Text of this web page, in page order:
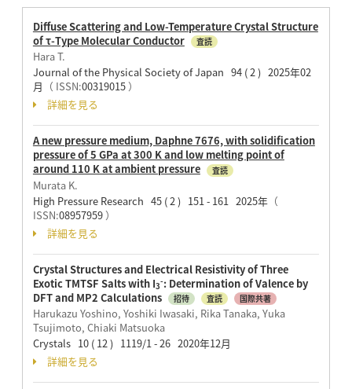
Diffuse Scattering and Low-Temperature Crystal Structure
of τ-Type Molecular Conductor
査読
Hara T.
Journal of the Physical Society of Japan 94 ( 2 ) 2025年02
月 （ ISSN:00319015）
詳細を見る
A new pressure medium, Daphne 7676, with solidification
pressure of 5 GPa at 300 K and low melting point of
around 110 K at ambient pressure
査読
Murata K.
High Pressure Research 45 ( 2 ) 151 - 161 2025年（
ISSN:08957959）
詳細を見る
Crystal Structures and Electrical Resistivity of Three
Exotic TMTSF Salts with I3
-: Determination of Valence by
DFT and MP2 Calculations
招待 査読 国際共著
Harukazu Yoshino, Yoshiki Iwasaki, Rika Tanaka, Yuka
Tsujimoto, Chiaki Matsuoka
Crystals 10 ( 12 ) 1119/1 - 26 2020年12月
詳細を見る